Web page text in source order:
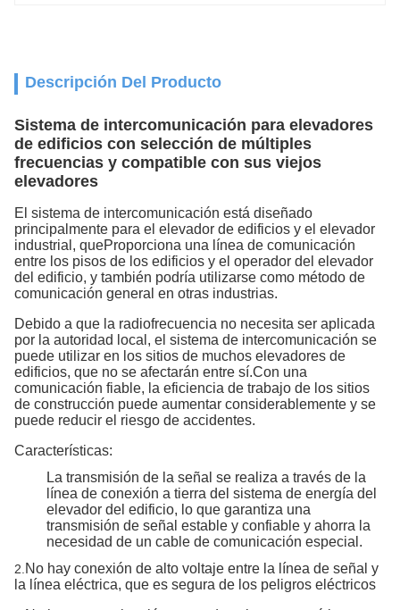
Descripción Del Producto
Sistema de intercomunicación para elevadores
de edificios con selección de múltiples
frecuencias y compatible con sus viejos
elevadores
El sistema de intercomunicación está diseñado
principalmente para el elevador de edificios y el elevador
industrial, queProporciona una línea de comunicación
entre los pisos de los edificios y el operador del elevador
del edificio, y también podría utilizarse como método de
comunicación general en otras industrias.
Debido a que la radiofrecuencia no necesita ser aplicada
por la autoridad local, el sistema de intercomunicación se
puede utilizar en los sitios de muchos elevadores de
edificios, que no se afectarán entre sí.Con una
comunicación fiable, la eficiencia de trabajo de los sitios
de construcción puede aumentar considerablemente y se
puede reducir el riesgo de accidentes.
Características:
La transmisión de la señal se realiza a través de la
línea de conexión a tierra del sistema de energía del
elevador del edificio, lo que garantiza una
transmisión de señal estable y confiable y ahorra la
necesidad de un cable de comunicación especial.
2. No hay conexión de alto voltaje entre la línea de señal y
la línea eléctrica, que es segura de los peligros eléctricos